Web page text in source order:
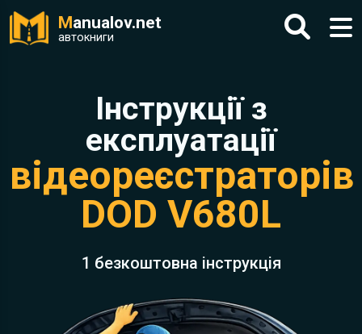
Manualov.net
автокниги
Інструкції з
експлуатації
відеореєстраторів
DOD V680L
1 безкоштовна інструкція